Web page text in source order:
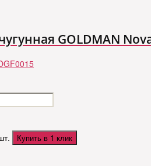
GOLDMAN
Купить в 1 клик